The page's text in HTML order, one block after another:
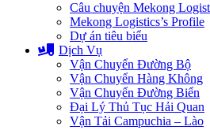
Câu chuyện Mekong
Mekong Logistics’s Profile
Dự án tiêu biểu
Dịch Vụ
Vận Chuyển Đường Bộ
Vận Chuyển Hàng Không
Vận Chuyển Đường Biển
Đại Lý Thủ Tục Hải Quan
Vận Tải Campuchia – Lào